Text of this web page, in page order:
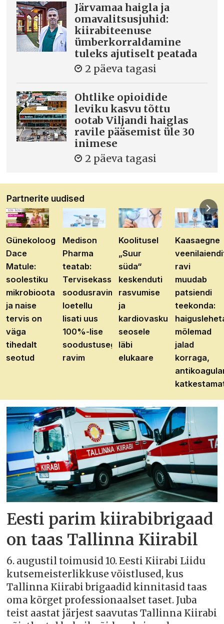
Järvamaa haigla ja
omavalitsusjuhid:
kiirabiteenuse
ümberkorraldamine
tuleks ajutiselt peatada
2 päeva tagasi
Ohtlike opioidide
leviku kasvu tõttu
ootab Viljandi haiglas
ravile pääsemist üle 30
inimese
2 päeva tagasi
Partnerite uudised
Günekoloog
Dace
Matule:
soolestiku
mikrobioota
ja naise
tervis on
väga
tihedalt
seotud
Medison
Pharma
teatab:
Tervisekassa
soodusravimite
loetellu
lisati uus
100%-lise
soodustusega
ravim
Koolitusel
„Suur
süda“
keskenduti
rasvumise
ja
kardiovaskulaarhaiguste
seosele
läbi
elukaare
Kaasaegne
ravi
muudab
patsiendi
teekonda:
mõlemad
jalad
korraga,
Eesti parim kiirabibrigaad
on taas Tallinna Kiirabil
6. augustil toimusid 10. Eesti Kiirabi Liidu
kutsemeisterlikkuse võistlused, kus
Tallinna Kiirabi brigaadid kinnitasid taas
oma kõrget professionaalset taset. Juba
teist aastat järjest saavutas Tallinna Kiirabi